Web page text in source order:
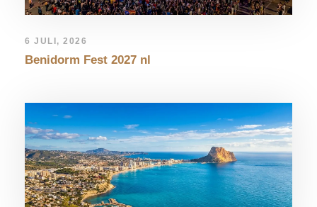
6 JULI, 2026
Benidorm Fest 2027 nl